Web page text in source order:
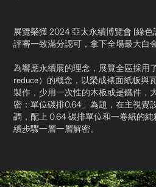
展覽榮獲 2024 亞太永續博覽會 [綠色
評審一致滿分認可，拿下全場最大白金
為響應永續展的理念，展覽全區採用
reduce）的概念，以榮成裱面紙板與
製作，少用一次性的木板或是鐵件，
密：單位碳排0.64」為題，在主視覺
調，配上 0.64 碳排單位和一卷紙的
續步驟一層一層解密。